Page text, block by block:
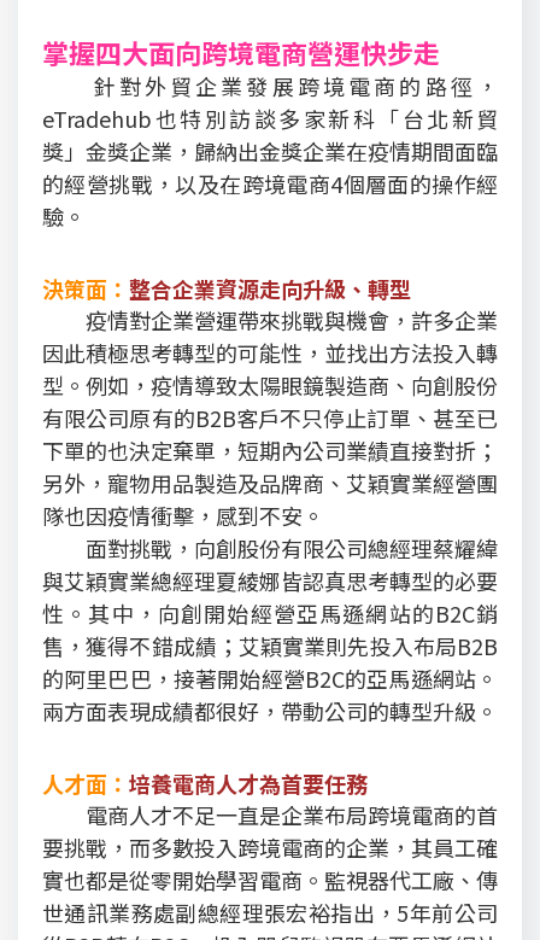
掌握四大面向跨境電商營運快步走
針對外貿企業發展跨境電商的路徑，
eTradehub也特別訪談多家新科「台北新貿
獎」金獎企業，歸納出金獎企業在疫情期間面臨
的經營挑戰，以及在跨境電商4個層面的操作經
驗。
決策面： 整合企業資源走向升級、轉型
疫情對企業營運帶來挑戰與機會，許多企業
因此積極思考轉型的可能性，並找出方法投入轉
型。例如，疫情導致太陽眼鏡製造商、向創股份
有限公司原有的B2B客戶不只停止訂單、甚至已
下單的也決定棄單，短期內公司業績直接對折；
另外，寵物用品製造及品牌商、艾穎實業經營團
隊也因疫情衝擊，感到不安。
面對挑戰，向創股份有限公司總經理蔡耀緯
與艾穎實業總經理夏綾娜皆認真思考轉型的必要
性。其中，向創開始經營亞馬遜網站的B2C銷
售，獲得不錯成績；艾穎實業則先投入布局B2B
的阿里巴巴，接著開始經營B2C的亞馬遜網站。
兩方面表現成績都很好，帶動公司的轉型升級。
人才面： 培養電商人才為首要任務
電商人才不足一直是企業布局跨境電商的首
要挑戰，而多數投入跨境電商的企業，其員工確
實也都是從零開始學習電商。監視器代工廠、傳
世通訊業務處副總經理張宏裕指出，5年前公司